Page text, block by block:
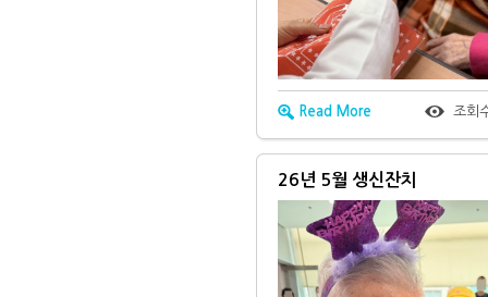
Read More 조회
26년 5월 생신잔치